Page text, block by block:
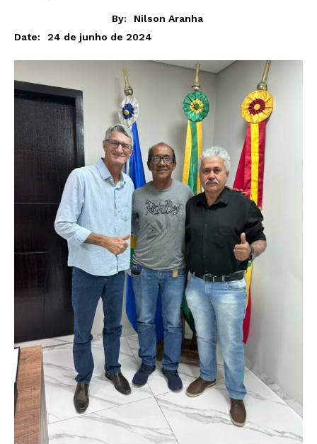
By:
Nilson Aranha
Date:
24 de junho de 2024